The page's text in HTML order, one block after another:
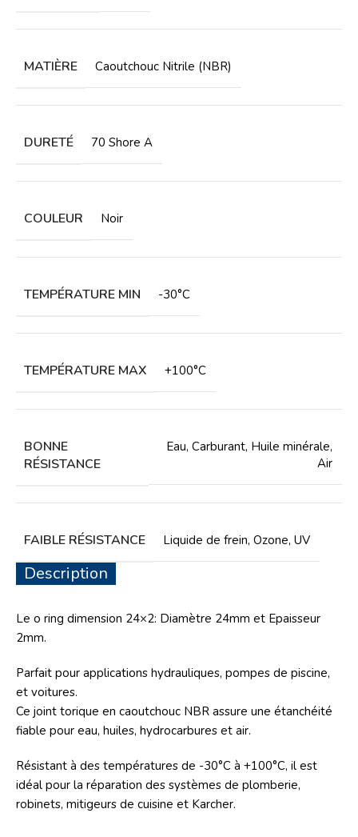
MATIÈRE Caoutchouc Nitrile (NBR)
DURETÉ 70 Shore A
COULEUR Noir
TEMPÉRATURE MIN -30°C
TEMPÉRATURE MAX +100°C
BONNE
RÉSISTANCE
Eau, Carburant, Huile minérale,
Air
FAIBLE RÉSISTANCE Liquide de frein, Ozone, UV
Description
Le o ring dimension 24×2: Diamètre 24mm et Epaisseur
2mm.
Parfait pour applications hydrauliques, pompes de piscine,
et voitures.
Ce joint torique en caoutchouc NBR assure une étanchéité
fiable pour eau, huiles, hydrocarbures et air.
Résistant à des températures de -30°C à +100°C, il est
idéal pour la réparation des systèmes de plomberie,
robinets, mitigeurs de cuisine et Karcher.